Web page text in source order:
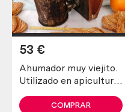
Ahumador muy viejito.
Utilizado en apicultura
abejas
53 €
COMPRAR